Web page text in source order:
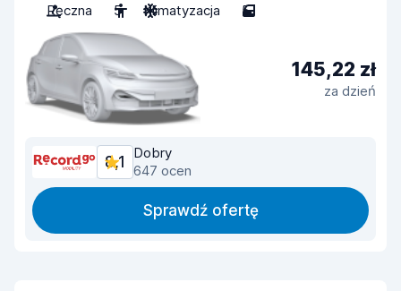
Ręczna
5 Klimatyzacja 5
145,22 zł
za dzień
8,1
Dobry
647 ocen
Sprawdź ofertę